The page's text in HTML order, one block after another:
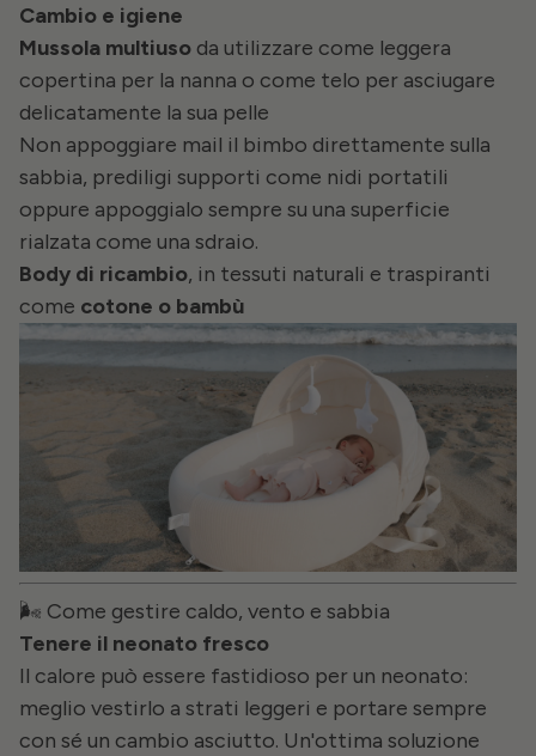
Cambio e igiene
Mussola multiuso da utilizzare come leggera
copertina per la nanna o come telo per asciugare
delicatamente la sua pelle
Non appoggiare mail il bimbo direttamente sulla
sabbia, prediligi supporti come nidi portatili
oppure appoggialo sempre su una superficie
rialzata come una sdraio.
Body di ricambio, in tessuti naturali e traspiranti
come cotone o bambù
🌬️ Come gestire caldo, vento e sabbia
Tenere il neonato fresco
Il calore può essere fastidioso per un neonato:
meglio vestirlo a strati leggeri e portare sempre
con sé un cambio asciutto. Un'ottima soluzione